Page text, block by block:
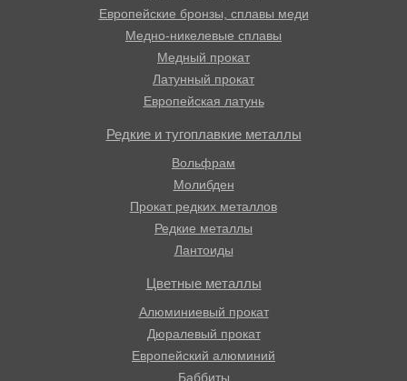
Европейские бронзы, сплавы меди
Медно-никелевые сплавы
Медный прокат
Латунный прокат
Европейская латунь
Редкие и тугоплавкие металлы
Вольфрам
Молибден
Прокат редких металлов
Редкие металлы
Лантоиды
Цветные металлы
Алюминиевый прокат
Дюралевый прокат
Европейский алюминий
Баббиты